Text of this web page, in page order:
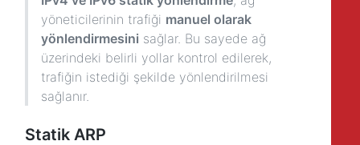
yöneticilerinin trafiği manuel olarak
yönlendirmesini sağlar. Bu sayede ağ
üzerindeki belirli yollar kontrol edilerek,
trafiğin istediği şekilde yönlendirilmesi
sağlanır.
Statik ARP